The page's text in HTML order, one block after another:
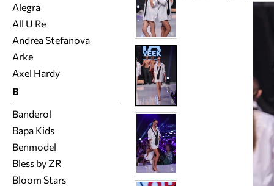
Alegra
All U Re
Andrea Stefanova
Arke
Axel Hardy
B
Banderol
Bapa Kids
Benmodel
Bless by ZR
Bloom Stars